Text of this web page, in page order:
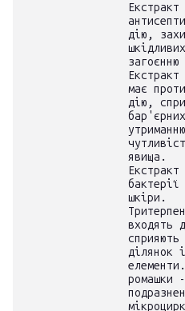
дію,
має
дію,
явища.
шкіри.
входять
сприяють
ділянок
ромашки